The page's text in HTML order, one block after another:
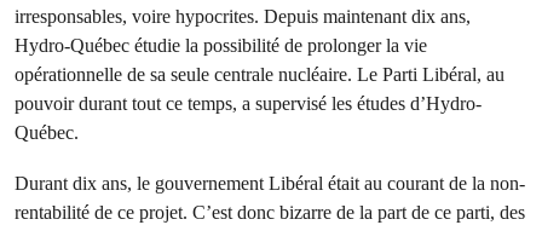
irresponsables, voire hypocrites. Depuis maintenant dix ans,
Hydro-Québec étudie la possibilité de prolonger la vie
opérationnelle de sa seule centrale nucléaire. Le Parti Libéral, au
pouvoir durant tout ce temps, a supervisé les études d’Hydro-
Québec.
Durant dix ans, le gouvernement Libéral était au courant de la non-
rentabilité de ce projet. C’est donc bizarre de la part de ce parti, des